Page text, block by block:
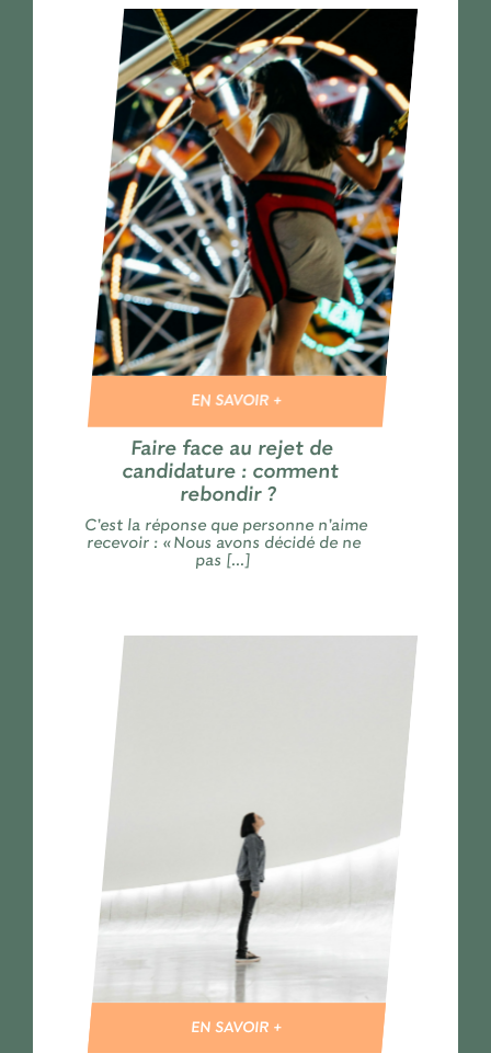
EN SAVOIR +
Faire face au rejet de
candidature : comment
rebondir ?
C’est la réponse que personne n’aime
recevoir : « Nous avons décidé de ne
pas [...]
EN SAVOIR +